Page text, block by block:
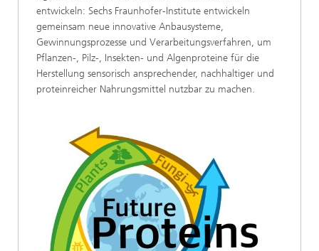
entwickeln: Sechs Fraunhofer-Institute entwickeln
gemeinsam neue innovative Anbausysteme,
Gewinnungsprozesse und Verarbeitungsverfahren, um
Pflanzen-, Pilz-, Insekten- und Algenproteine für die
Herstellung sensorisch ansprechender, nachhaltiger und
proteinreicher Nahrungsmittel nutzbar zu machen.